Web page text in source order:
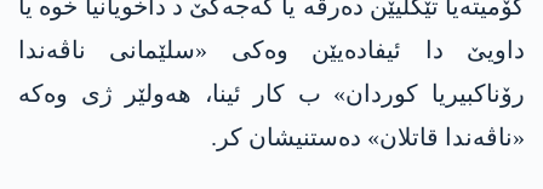
کۆمیتەیا تێکلیێن دەرڤە یا كه‌جه‌كێ د داخویانیا خوە یا
داویێ دا ئیفادەیێن وەکی «سلێمانی ناڤەندا
رۆناکبیریا کوردان» ب کار ئینا، هه‌ولێر ژی وەکە
«ناڤەندا قاتلان» دەستنیشان کر.